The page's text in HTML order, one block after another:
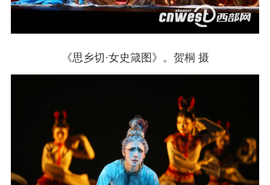
《思乡切·女史箴图》。贺桐 摄